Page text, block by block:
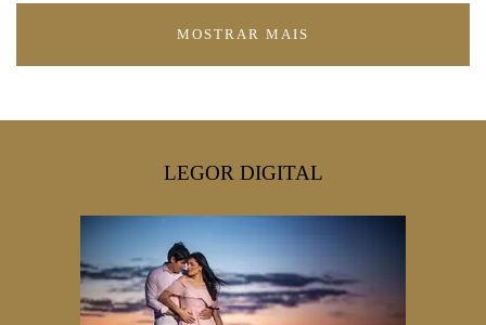
MOSTRAR MAIS
LEGOR DIGITAL